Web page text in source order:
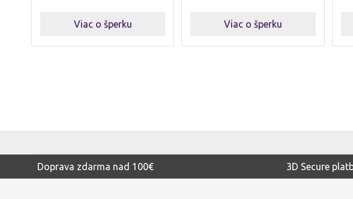
Viac o šperku Viac o šperku
Doprava zdarma nad 100€ 3D Secure